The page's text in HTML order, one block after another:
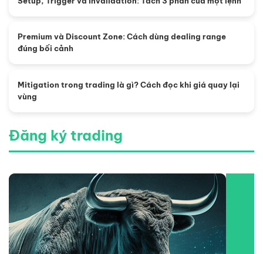
Premium và Discount Zone: Cách dùng dealing range
đúng bối cảnh
Mitigation trong trading là gì? Cách đọc khi giá quay lại
vùng
Đăng ký trading